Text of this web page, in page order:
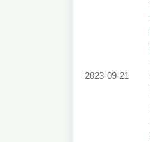
2023-09-21